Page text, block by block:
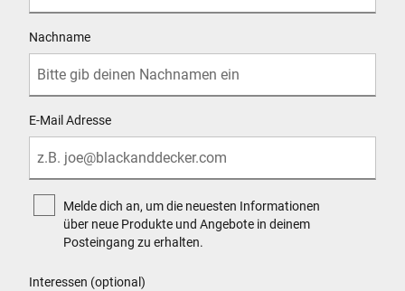
Nachname
E-Mail Adresse
Melde dich an, um die neuesten Informationen
über neue Produkte und Angebote in deinem
Posteingang zu erhalten.
Interessen (optional)